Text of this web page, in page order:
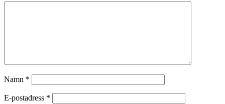
Namn *
E-postadress *